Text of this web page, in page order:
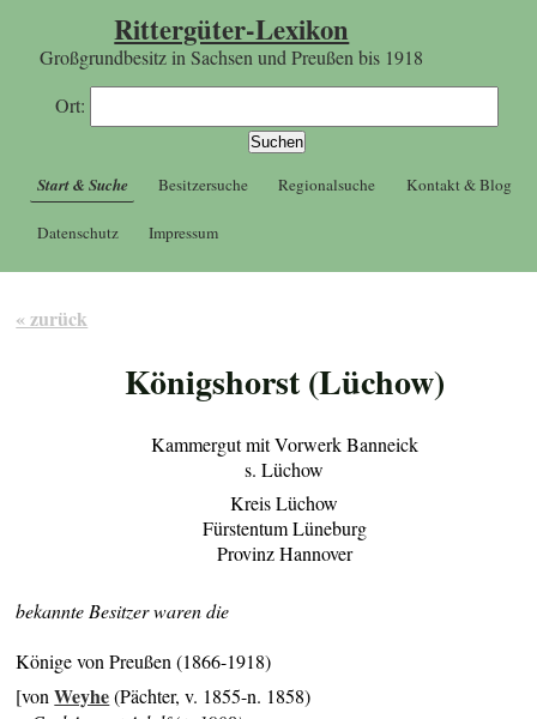
Rittergüter-Lexikon
Großgrundbesitz in Sachsen und Preußen bis 1918
Ort:
Start & Suche Besitzersuche Regionalsuche Kontakt & Blog
Datenschutz Impressum
« zurück
Königshorst (Lüchow)
Kammergut mit Vorwerk Banneick
s. Lüchow
Kreis Lüchow
Fürstentum Lüneburg
Provinz Hannover
bekannte Besitzer waren die
Könige von Preußen (1866-1918)
[vonWeyhe(Pächter, v. 1855-n. 1858)